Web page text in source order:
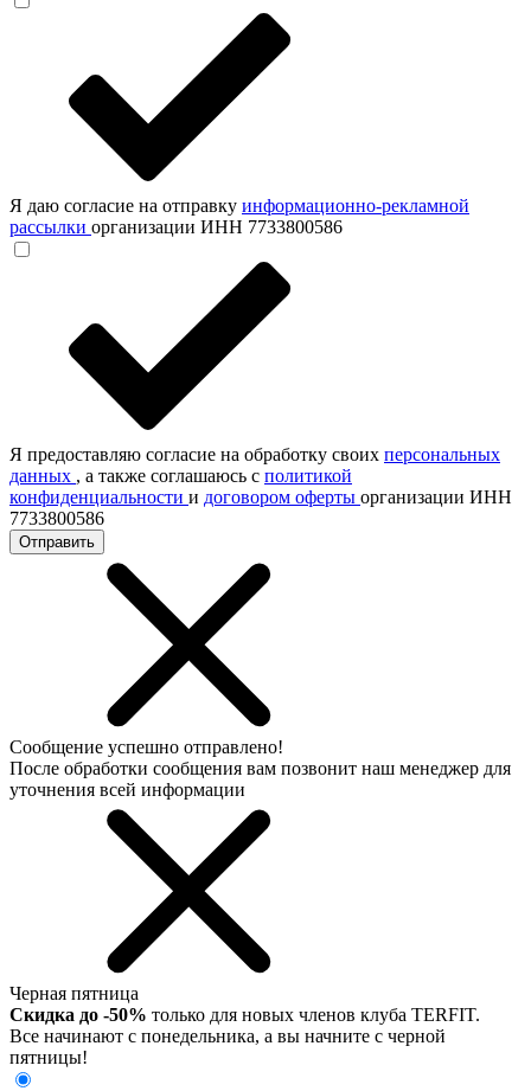
Я даю согласие на отправку информационно-рекламной
рассылки организации ИНН 7733800586
Я предоставляю согласие на обработку своих персональных
данных , а также соглашаюсь с политикой
конфиденциальности и договором оферты организации ИНН
7733800586
Отправить
Сообщение успешно отправлено!
После обработки сообщения вам позвонит наш менеджер для
уточнения всей информации
Черная пятница
Скидка до -50% только для новых членов клуба TERFIT.
Все начинают с понедельника, а вы начните с черной
пятницы!